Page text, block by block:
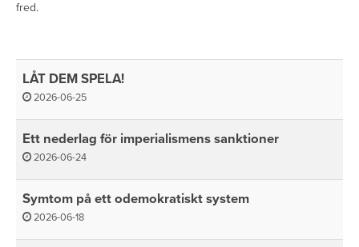
fred.
LÅT DEM SPELA!
2026-06-25
Ett nederlag för imperialismens sanktioner
2026-06-24
Symtom på ett odemokratiskt system
2026-06-18